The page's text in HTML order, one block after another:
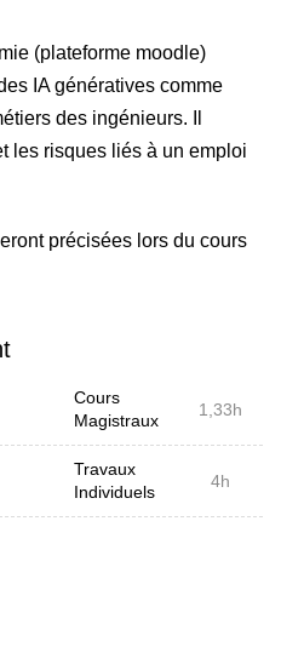
(plateforme moodle)
IA génératives comme
des ingénieurs. Il
les risques liés à un emploi
précisées lors du cours
Cours
Magistraux
1,33h
Travaux
Individuels
4h